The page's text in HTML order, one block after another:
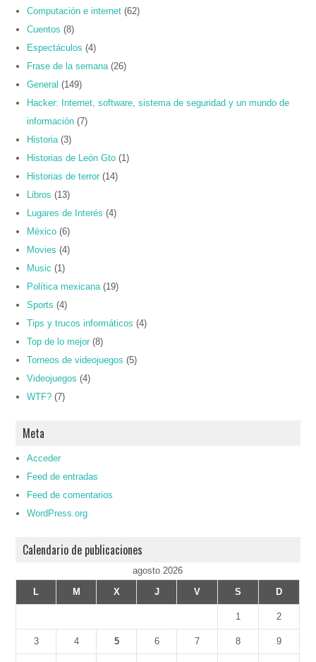
Computación e internet (62)
Cuentos (8)
Espectáculos (4)
Frase de la semana (26)
General (149)
Hacker: Internet, software, sistema de seguridad y un mundo de
información (7)
Historia (3)
Historias de León Gto (1)
Historias de terror (14)
Libros (13)
Lugares de Interés (4)
México (6)
Movies (4)
Music (1)
Política mexicana (19)
Sports (4)
Tips y trucos informáticos (4)
Top de lo mejor (8)
Torneos de videojuegos (5)
Videojuegos (4)
WTF? (7)
Meta
Acceder
Feed de entradas
Feed de comentarios
WordPress.org
Calendario de publicaciones
agosto 2026
L
M X J V S D
1 2
3 4 5 6 7 8 9